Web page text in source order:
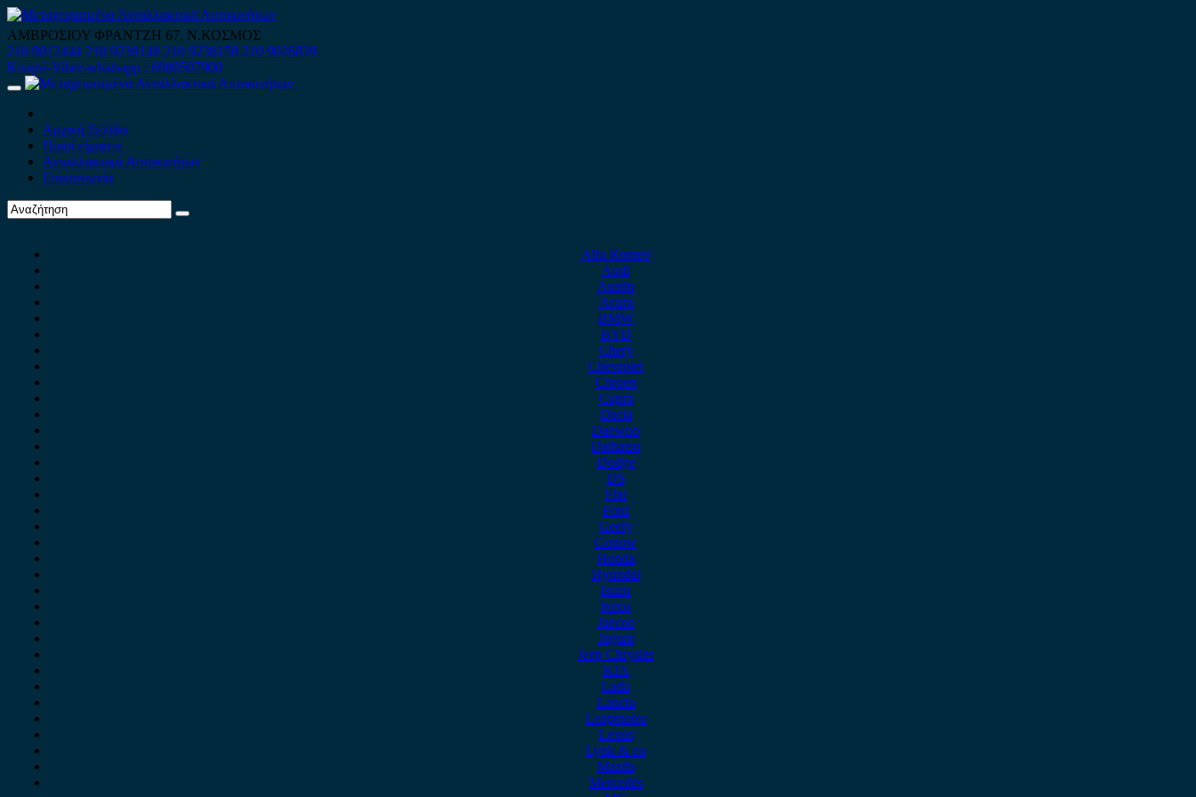
Skip
to
content
ΑΜΒΡΟΣΙΟΥ ΦΡΑΝΤΖΗ 67, Ν.ΚΟΣΜΟΣ
210 9012444 210 9239148 210 9238158 210 9026839
Κινητό-Viber-whatsapp : 6980507900
Primary
Αρχική Σελίδα
Ποιοί είμαστε
Ανταλλακτικά Αυτοκινήτων
Επικοινωνία
Alfa Romeo
Audi
Austin
Acura
BMW
BYD
Chery
Chevrolet
Citroen
Cupra
Dacia
Daewoo
Daihatsu
Dodge
DS
Fiat
Ford
Geely
Gonow
Honda
Hyundai
Isuzu
iveco
Jaecoo
Jaguar
Jeep Chrysler
KIA
Lada
Lancia
Leapmotor
Lexus
Lynk & co
Mazda
Mercedes